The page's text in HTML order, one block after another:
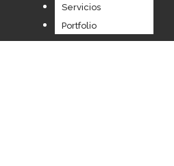
Servicios
Portfolio